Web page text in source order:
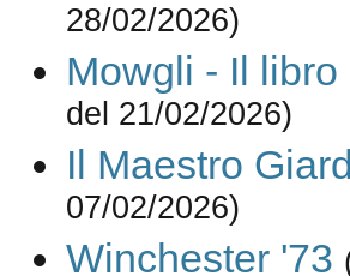
28/02/2026)
Mowgli - Il
del 21/02/2026)
Il Maestro
07/02/2026)
Winchester '73